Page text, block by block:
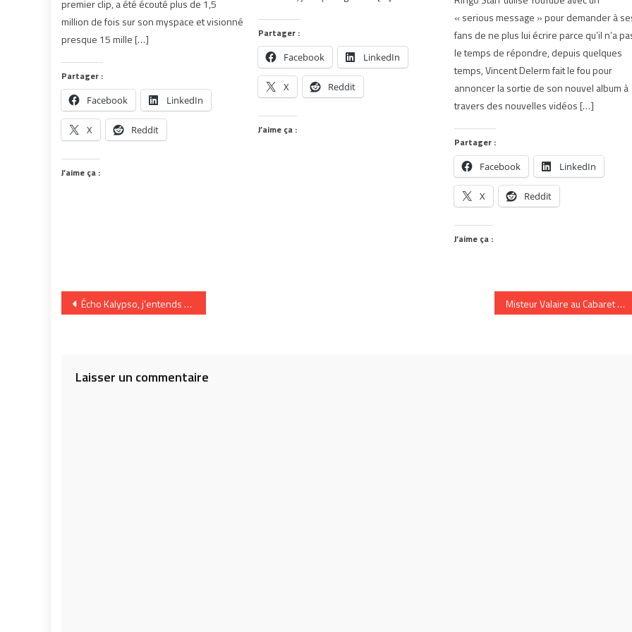
premier clip, a été écouté plus de 1,5
million de fois sur son myspace et visionné
presque 15 mille […]
Partager :
Facebook LinkedIn
X Reddit
J’aime ça :
Partager :
Facebook LinkedIn
X Reddit
J’aime ça :
« serious message » pour demander à
fans de ne plus lui écrire parce qu’il n’a
le temps de répondre, depuis quelques
temps, Vincent Delerm fait le fou pour
annoncer la sortie de son nouvel album à
travers des nouvelles vidéos […]
Partager :
Facebook LinkedIn
X Reddit
J’aime ça :
Navigation
Écho Kalypso, j’entends ton appel Misteur Valaire au Cabaret théâtre de Saint-Jean-sur-Richelieu
Laisser un commentaire